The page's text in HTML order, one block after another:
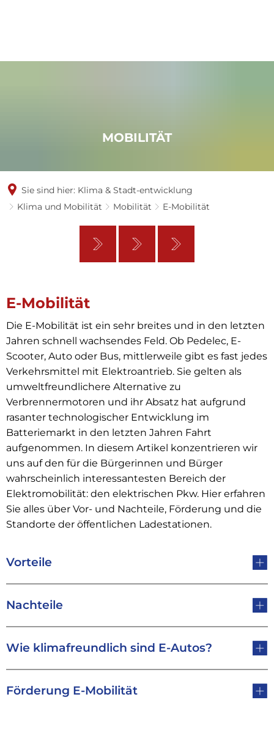
MOBILITÄT
Sie sind hier: Klima & Stadt-entwicklung
Klima und Mobilität
Mobilität E-Mobilität
E-
Mobilität
E-Mobilität
Die E-Mobilität ist ein sehr breites und in den letzten
Jahren schnell wachsendes Feld. Ob Pedelec, E-
Scooter, Auto oder Bus, mittlerweile gibt es fast jedes
Verkehrsmittel mit Elektroantrieb. Sie gelten als
umweltfreundlichere Alternative zu
Verbrennermotoren und ihr Absatz hat aufgrund
rasanter technologischer Entwicklung im
Batteriemarkt in den letzten Jahren Fahrt
aufgenommen. In diesem Artikel konzentrieren wir
uns auf den für die Bürgerinnen und Bürger
wahrscheinlich interessantesten Bereich der
Elektromobilität: den elektrischen Pkw. Hier erfahren
Sie alles über Vor- und Nachteile, Förderung und die
Standorte der öffentlichen Ladestationen.
Vorteile
Nachteile
Wie klimafreundlich sind E-Autos?
Förderung E-Mobilität